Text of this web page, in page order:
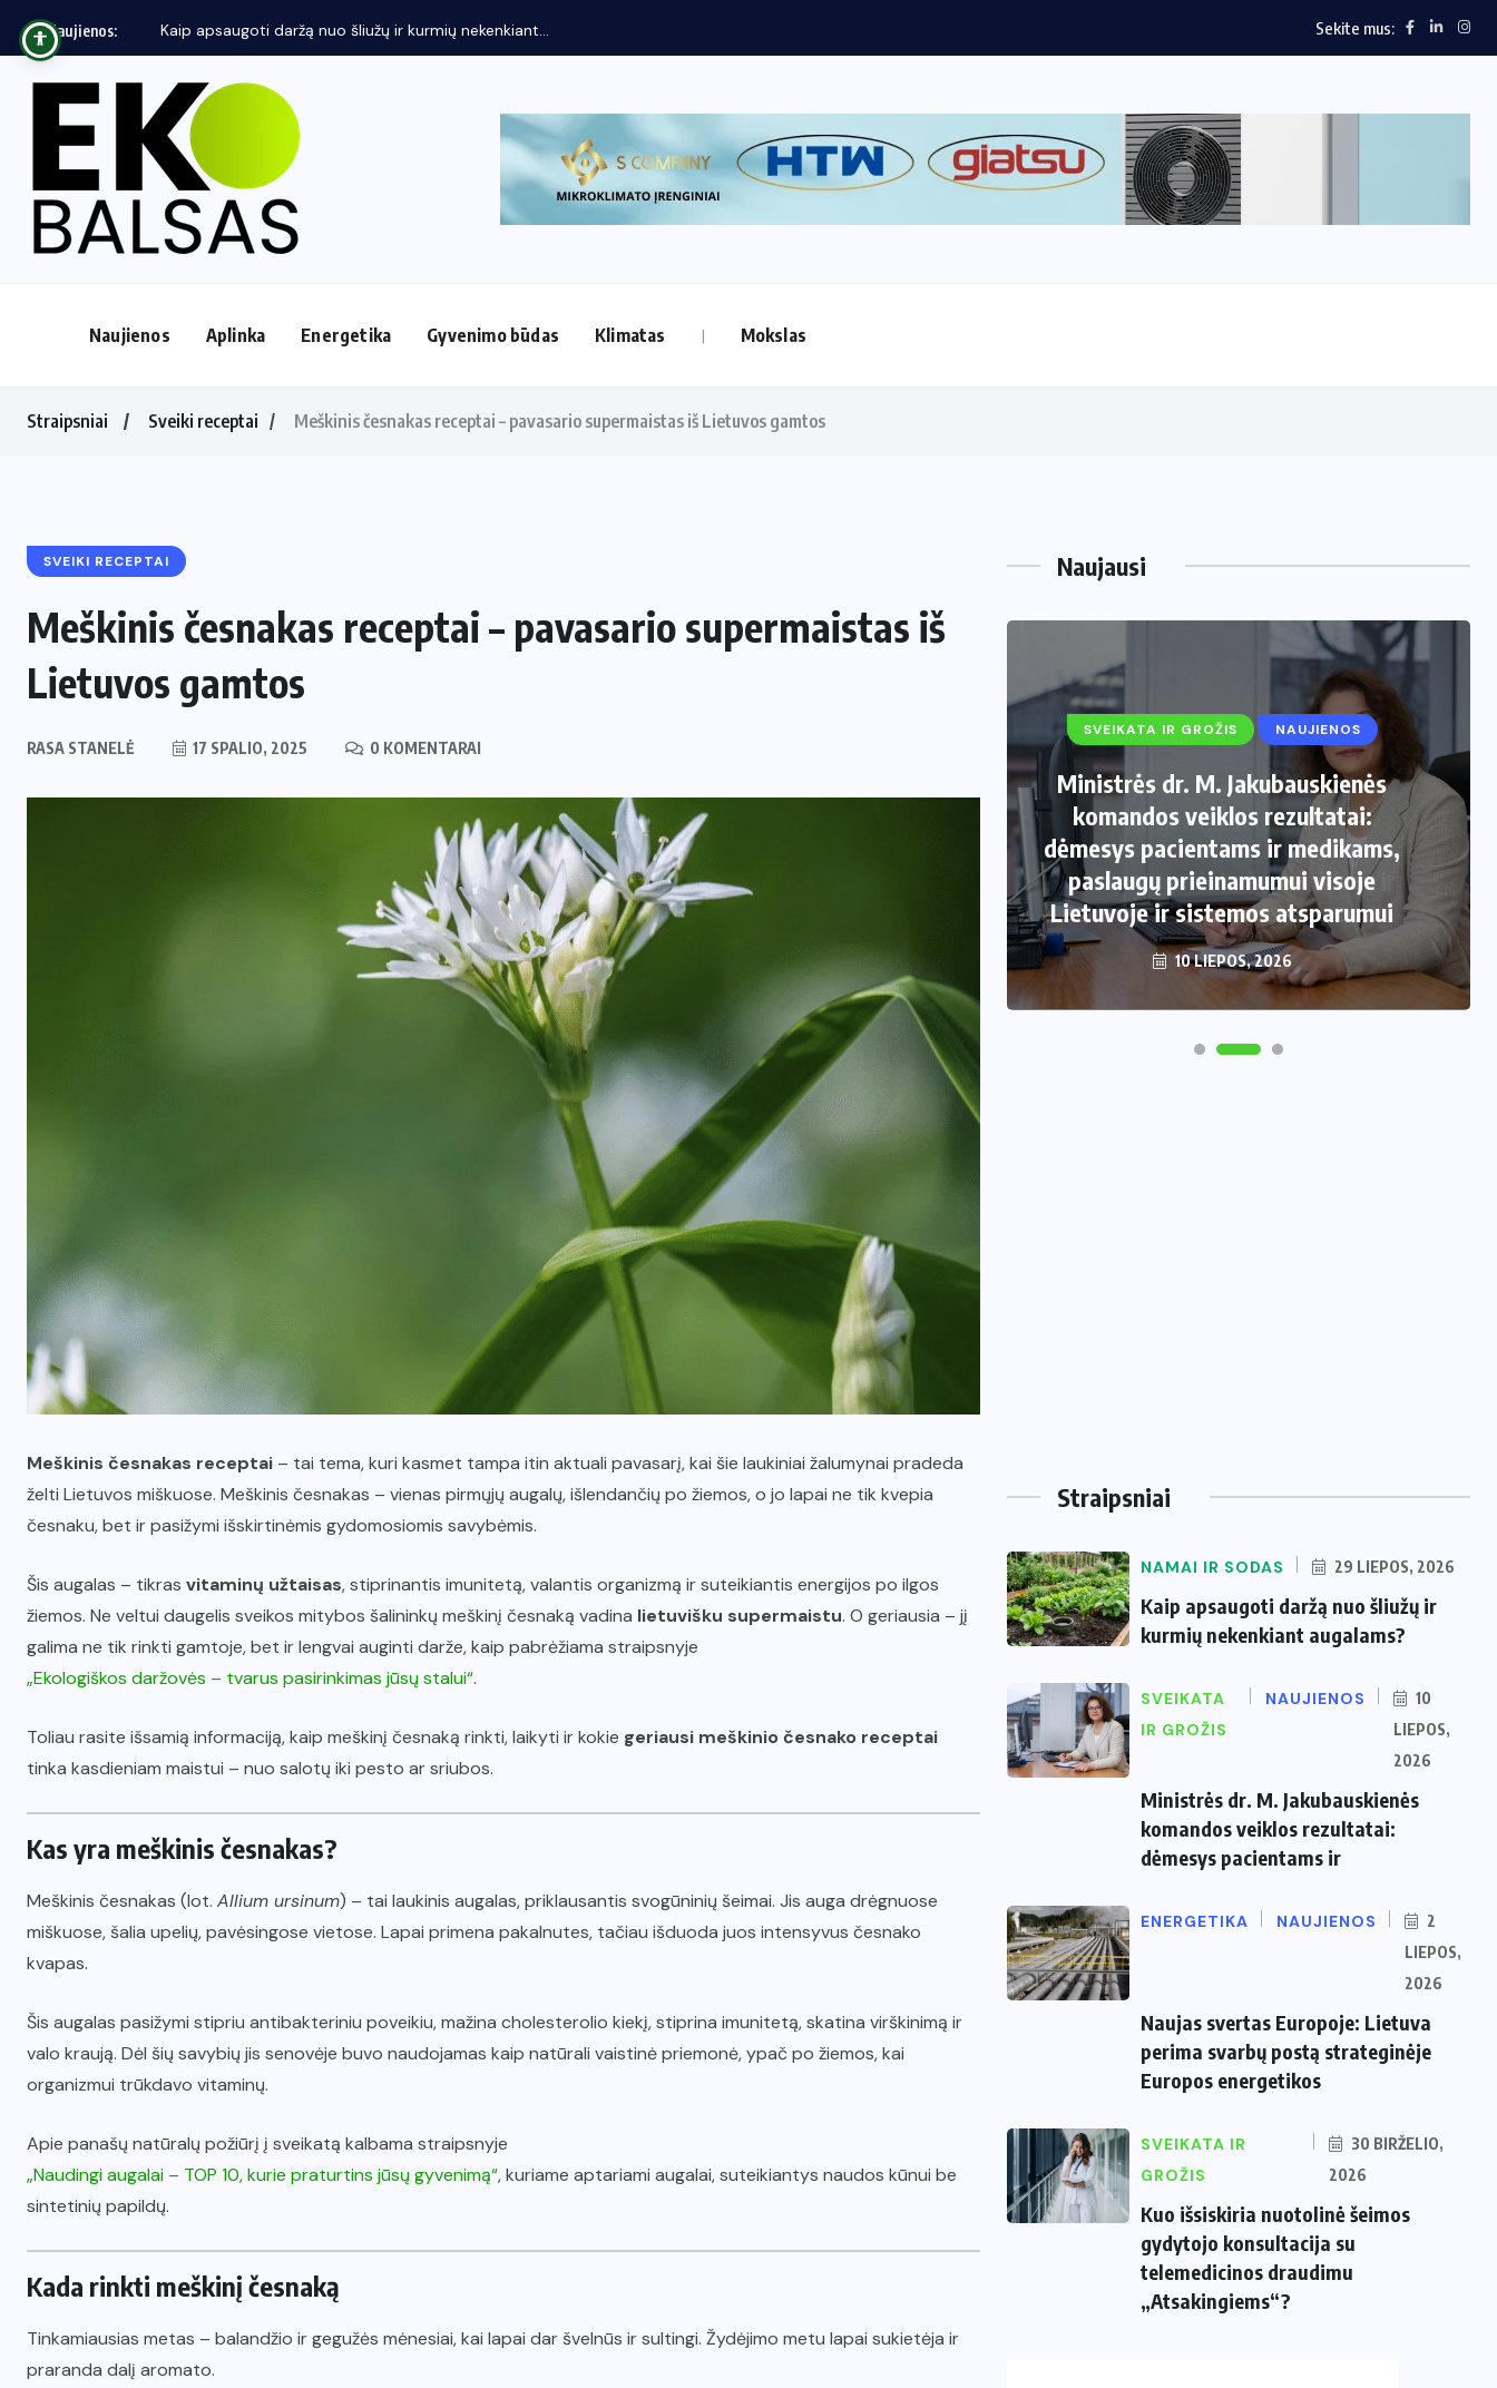
Naujienos: Sekite mus:
Naujienos Aplinka Energetika Gyvenimo būdas Klimatas Mokslas
Straipsniai Sveiki receptai Meškinis česnakas receptai – pavasario supermaistas iš Lietuvos gamtos
SVEIKI RECEPTAI
Meškinis česnakas receptai – pavasario supermaistas iš
Lietuvos gamtos
RASA STANELĖ 17 SPALIO, 2025 0 KOMENTARAI
Meškinis česnakas receptai – tai tema, kuri kasmet tampa itin aktuali pavasarį, kai šie laukiniai žalumynai pradeda
želti Lietuvos miškuose. Meškinis česnakas – vienas pirmųjų augalų, išlendančių po žiemos, o jo lapai ne tik kvepia
česnaku, bet ir pasižymi išskirtinėmis gydomosiomis savybėmis.
Šis augalas – tikras vitaminų užtaisas, stiprinantis imunitetą, valantis organizmą ir suteikiantis energijos po ilgos
žiemos. Ne veltui daugelis sveikos mitybos šalininkų meškinį česnaką vadina lietuvišku supermaistu. O geriausia – jį
galima ne tik rinkti gamtoje, bet ir lengvai auginti darže, kaip pabrėžiama straipsnyje
„Ekologiškos daržovės – tvarus pasirinkimas jūsų stalui“.
Toliau rasite išsamią informaciją, kaip meškinį česnaką rinkti, laikyti ir kokie geriausi meškinio česnako receptai
tinka kasdieniam maistui – nuo salotų iki pesto ar sriubos.
Kas yra meškinis česnakas?
Meškinis česnakas (lot. Allium ursinum) – tai laukinis augalas, priklausantis svogūninių šeimai. Jis auga drėgnuose
miškuose, šalia upelių, pavėsingose vietose. Lapai primena pakalnutes, tačiau išduoda juos intensyvus česnako
kvapas.
Šis augalas pasižymi stipriu antibakteriniu poveikiu, mažina cholesterolio kiekį, stiprina imunitetą, skatina virškinimą ir
valo kraują. Dėl šių savybių jis senovėje buvo naudojamas kaip natūrali vaistinė priemonė, ypač po žiemos, kai
organizmui trūkdavo vitaminų.
Apie panašų natūralų požiūrį į sveikatą kalbama straipsnyje
„Naudingi augalai – TOP 10, kurie praturtins jūsų gyvenimą“, kuriame aptariami augalai, suteikiantys naudos kūnui be
sintetinių papildų.
Kada rinkti meškinį česnaką
Tinkamiausias metas – balandžio ir gegužės mėnesiai, kai lapai dar švelnūs ir sultingi. Žydėjimo metu lapai sukietėja ir
praranda dalį aromato.
Naujausi
ENERGETIKA NAUJIENOS
Naujas svertas Europoje: Lietuva
perima svarbų postą strateginėje
Europos energetikos asociacijoje
NAMAI IR SODAS
Kaip apsaugoti daržą nuo šliužų ir
kurmių nekenkiant augalams?
29 LIEPOS, 2026
SVEIKATA IR GROŽIS NAUJIENOS
Ministrės dr. M. Jakubauskienės
komandos veiklos rezultatai:
dėmesys pacientams ir medikams,
paslaugų prieinamumui visoje
Lietuvoje ir sistemos atsparumui
10 LIEPOS, 2026
Straipsniai
NAMAI IR SODAS 29 LIEPOS, 2026
Kaip apsaugoti daržą nuo šliužų ir
kurmių nekenkiant augalams?
SVEIKATA
IR GROŽIS
NAUJIENOS
10
LIEPOS,
2026
Ministrės dr. M. Jakubauskienės
komandos veiklos rezultatai:
dėmesys pacientams ir
ENERGETIKA NAUJIENOS
2
LIEPOS,
2026
Naujas svertas Europoje: Lietuva
perima svarbų postą strateginėje
Europos energetikos
SVEIKATA IR
GROŽIS
30 BIRŽELIO,
2026
Kuo išsiskiria nuotolinė šeimos
gydytojo konsultacija su
telemedicinos draudimu
„Atsakingiems“?